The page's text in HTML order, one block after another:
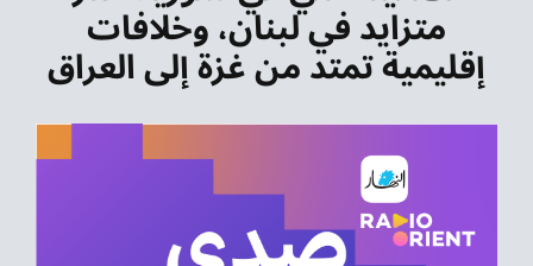
بودكاست
الأخبار
رياضة
متزايد في لبنان، وخلافات
إقليمية تمتد من غزة إلى العراق